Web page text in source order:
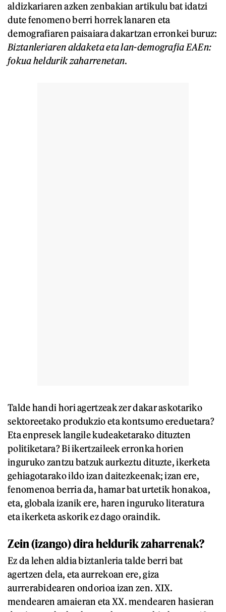
aldizkariaren azken zenbakian artikulu bat idatzi
dute fenomeno berri horrek lanaren eta
demografiaren paisaiara dakartzan erronkei buruz:
Biztanleriaren aldaketa eta lan-demografia EAEn:
fokua heldurik zaharrenetan.
Talde handi hori agertzeak zer dakar askotariko
sektoreetako produkzio eta kontsumo ereduetara?
Eta enpresek langile kudeaketarako dituzten
politiketara? Bi ikertzaileek erronka horien
inguruko zantzu batzuk aurkeztu dituzte, ikerketa
gehiagotarako ildo izan daitezkeenak; izan ere,
fenomenoa berria da, hamar bat urtetik honakoa,
eta, globala izanik ere, haren inguruko literatura
eta ikerketa askorik ez dago oraindik.
Zein (izango) dira heldurik zaharrenak?
Ez da lehen aldia biztanleria talde berri bat
agertzen dela, eta aurrekoan ere, giza
aurrerabidearen ondorioa izan zen. XIX.
mendearen amaieran eta XX. mendearen hasieran